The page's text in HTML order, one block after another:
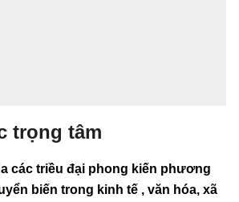
trọng tâm
các triều đại phong kiến phương
biến trong kinh tế , văn hóa, xã